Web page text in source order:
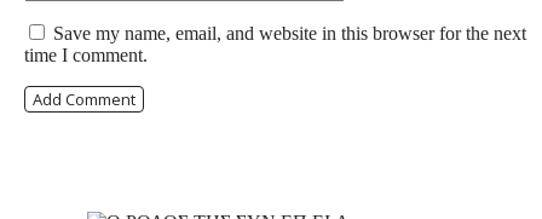
Save my name, email, and website in this browser for the next
time I comment.